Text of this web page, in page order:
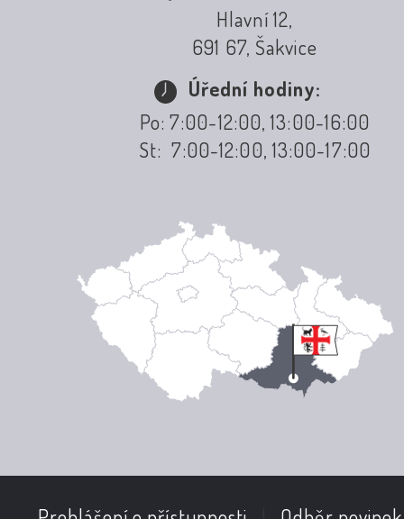
Hlavní 12,
691 67, Šakvice
Úřední hodiny:
Po: 7:00-12:00, 13:00-16:00
St: 7:00-12:00, 13:00-17:00